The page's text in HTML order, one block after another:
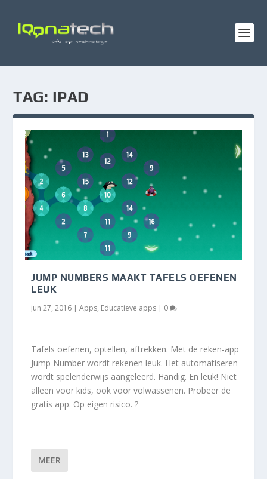
TAG: IPAD
JUMP NUMBERS MAAKT TAFELS OEFENEN
LEUK
jun 27, 2016 |Apps, Educatieve apps | 0
Tafels oefenen, optellen, aftrekken. Met de reken-app
Jump Number wordt rekenen leuk. Het automatiseren
wordt spelenderwijs aangeleerd. Handig. En leuk! Niet
alleen voor kids, ook voor volwassenen. Probeer de
gratis app. Op eigen risico. ?
MEER